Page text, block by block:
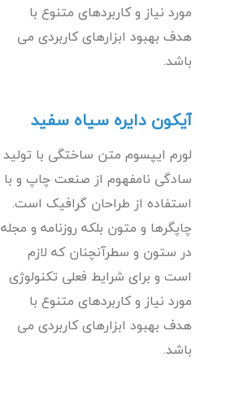
مورد نیاز و کاربردهای متنوع با
هدف بهبود ابزارهای کاربردی می
باشد.
آیکون دایره سیاه سفید
لورم ایپسوم متن ساختگی با تولید
سادگی نامفهوم از صنعت چاپ و با
استفاده از طراحان گرافیک است.
چاپگرها و متون بلکه روزنامه و مجله
در ستون و سطرآنچنان که لازم
است و برای شرایط فعلی تکنولوژی
مورد نیاز و کاربردهای متنوع با
هدف بهبود ابزارهای کاربردی می
باشد.